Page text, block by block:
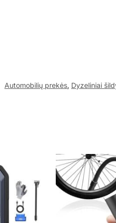
Automobilių prekės, Dyzeliniai